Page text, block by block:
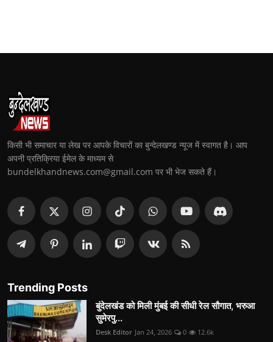
किसी भी समाचार या लेख पर आपके विचारों का बुन्देलखण्ड न्यूज में स्वागत है। आप
अपनी प्रतिक्रिया ईमेल के माध्यम से
bundelkhandnews.com@gmail.com पर भी भेज सकते हैं।
Trending Posts
बुंदेलखंड को मिली मुंबई की सीधी रेल सौगात, भरुआ
सुमेरपु...
Desk Editor Jan 24, 2026 0 12.6k